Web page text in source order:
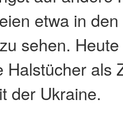
etwa in
sehen.
Halstücher als
der Ukraine.